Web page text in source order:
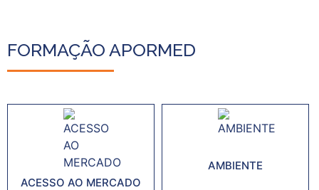
FORMAÇÃO APORMED
ACESSO AO MERCADO
AMBIENTE